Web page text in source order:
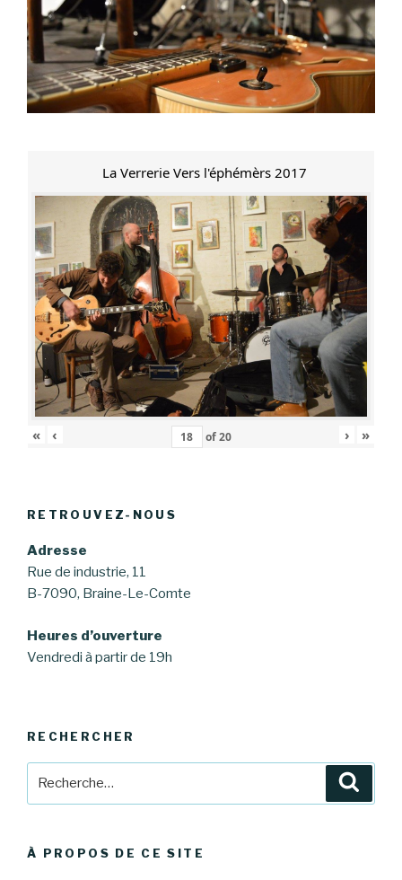
La Verrerie Vers l'éphémèrs 2017
« ‹ of20 › »
RETROUVEZ-NOUS
Adresse
Rue de industrie, 11
B-7090, Braine-Le-Comte
Heures d’ouverture
Vendredi à partir de 19h
RECHERCHER
À PROPOS DE CE SITE